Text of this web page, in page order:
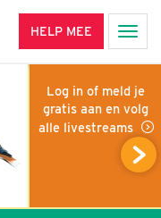
HELP MEE
Log in of meld je
gratis aan en volg
alle livestreams